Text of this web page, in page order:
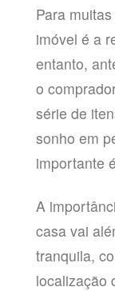
Para
imóvel é a
entanto,
o
série de
sonho em
importante
A
casa vai
tranquila,
localização